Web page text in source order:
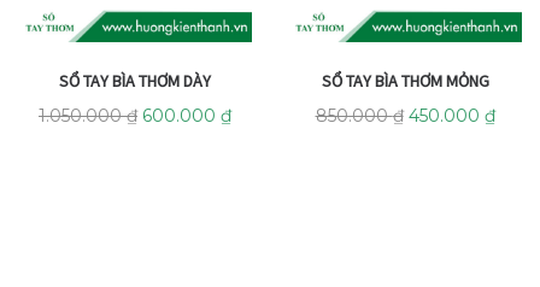
SỔ TAY BÌA THƠM DÀY
1.050.000₫ 600.000 ₫
SỔ TAY BÌA THƠM MỎNG
850.000₫ 450.000 ₫